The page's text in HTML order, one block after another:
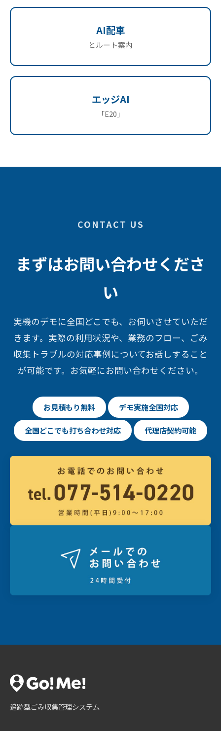
AI配車
とルート案内
エッジAI
「E20」
CONTACT US
まずはお問い合わせくださ
い
実機のデモに全国どこでも、お伺いさせていただ
きます。実際の利用状況や、業務のフロー、ごみ
収集トラブルの対応事例についてお話しすること
が可能です。お気軽にお問い合わせください。
お見積もり無料 デモ実施全国対応
全国どこでも打ち合わせ対応 代理店契約可能
追跡型ごみ収集管理システム